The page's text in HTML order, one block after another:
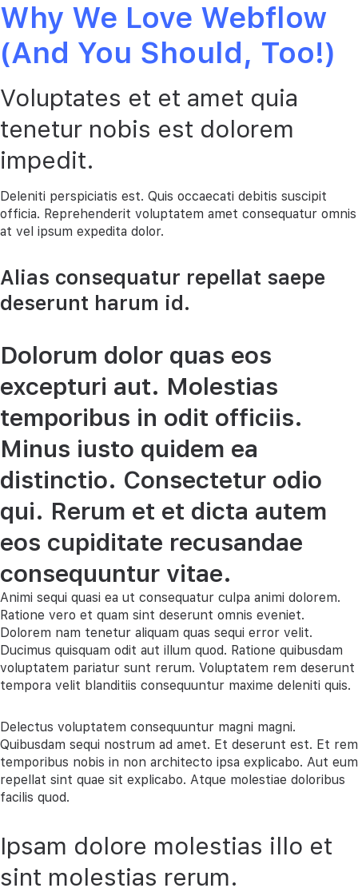
Why We Love Webflow
(And You Should, Too!)
Voluptates et et amet quia
tenetur nobis est dolorem
impedit.
Deleniti perspiciatis est. Quis occaecati debitis suscipit
officia. Reprehenderit voluptatem amet consequatur omnis
at vel ipsum expedita dolor.
Alias consequatur repellat saepe
deserunt harum id.
Dolorum dolor quas eos
excepturi aut. Molestias
temporibus in odit officiis.
Minus iusto quidem ea
distinctio. Consectetur odio
qui. Rerum et et dicta autem
eos cupiditate recusandae
consequuntur vitae.
Animi sequi quasi ea ut consequatur culpa animi dolorem.
Ratione vero et quam sint deserunt omnis eveniet.
Dolorem nam tenetur aliquam quas sequi error velit.
Ducimus quisquam odit aut illum quod. Ratione quibusdam
voluptatem pariatur sunt rerum. Voluptatem rem deserunt
tempora velit blanditiis consequuntur maxime deleniti quis.
Delectus voluptatem consequuntur magni magni.
Quibusdam sequi nostrum ad amet. Et deserunt est. Et rem
temporibus nobis in non architecto ipsa explicabo. Aut eum
repellat sint quae sit explicabo. Atque molestiae doloribus
facilis quod.
Ipsam dolore molestias illo et
sint molestias rerum.